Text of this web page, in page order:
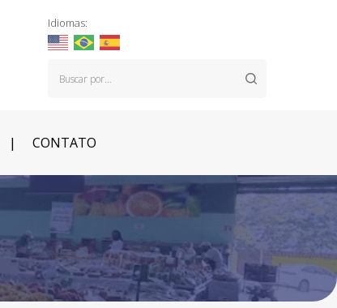
Idiomas:
CONTATO